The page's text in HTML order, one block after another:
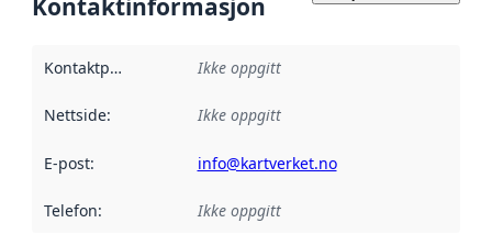
Kontaktinformasjon
Kontaktpunkt Ikke oppgitt
Nettside: Ikke oppgitt
E-post: info@kartverket.no
Telefon: Ikke oppgitt